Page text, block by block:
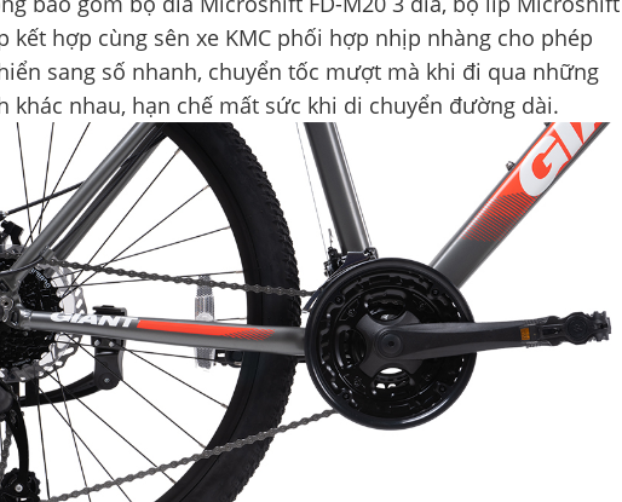
kết hợp cùng sên xe KMC phối hợp nhịp nhàng cho phép
sang số nhanh, chuyển tốc mượt mà khi đi qua những
khác nhau, hạn chế mất sức khi di chuyển đường dài.